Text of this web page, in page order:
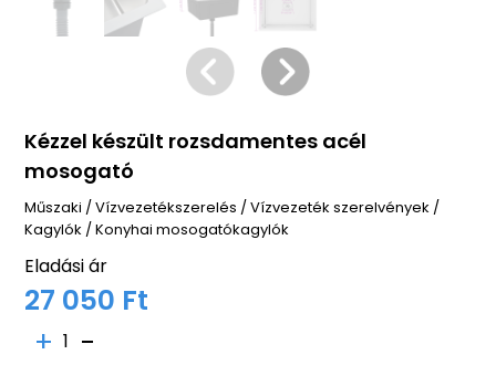
Kézzel készült rozsdamentes acél
mosogató
Műszaki /Vízvezetékszerelés /Vízvezeték szerelvények /
Kagylók /Konyhai mosogatókagylók
Eladási ár
27 050 Ft
1